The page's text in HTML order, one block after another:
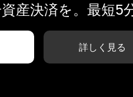
産決済を。最短5
詳しく見る